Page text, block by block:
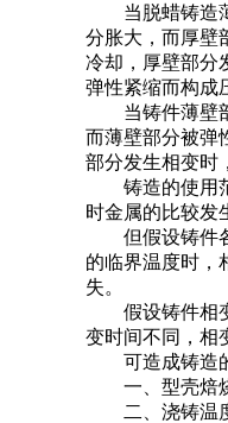
当脱蜡铸造薄
分胀大，而厚壁
冷却，厚壁部分
弹性紧缩而构成
当铸件薄壁部
而薄壁部分被弹
部分发生相变时
铸造的使用范
时金属的比较发
但假设铸件各
的临界温度时，
失。
假设铸件相变
变时间不同，相
可造成铸造的
一、型壳焙烧
二、浇铸温度